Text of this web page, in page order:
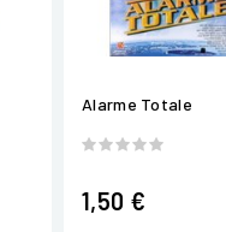
Alarme Totale
1,50 €